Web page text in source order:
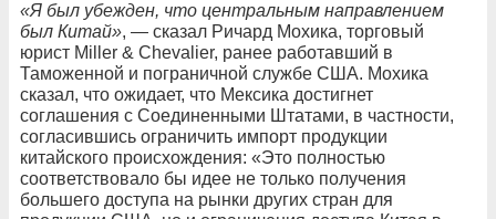
«Я был убежден, что центральным направлением
был Китай», — сказал Ричард Мохика, торговый
юрист Miller & Chevalier, ранее работавший в
Таможенной и пограничной службе США. Мохика
сказал, что ожидает, что Мексика достигнет
соглашения с Соединенными Штатами, в частности,
согласившись ограничить импорт продукции
китайского происхождения: «Это полностью
соответствовало бы идее не только получения
большего доступа на рынки других стран для